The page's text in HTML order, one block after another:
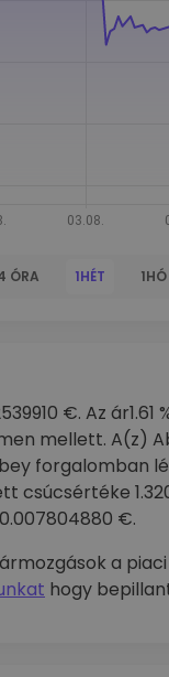
ÓRA 1HÉT 1HÓ
€. Az
mellett. A(z)
forgalomban
csúcsértéke
€.
a
hogy